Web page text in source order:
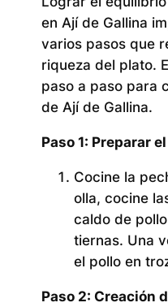
en Ají de Gallina
varios pasos que
riqueza del plato.
paso a paso para
de Ají de Gallina.
Paso 1: Preparar
Cocine la
olla, cocine
caldo de
tiernas. Una
el pollo en
Paso 2: Creación